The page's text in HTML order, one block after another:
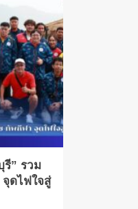
รี” รวม
ดไฟใจสู่